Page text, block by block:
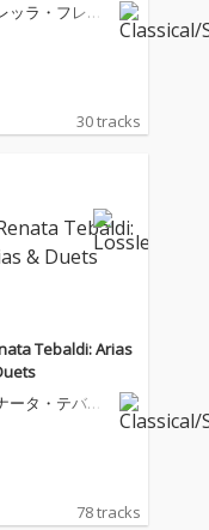
ッラ・フレー
30 tracks
Tebaldi: Arias
ータ・テバル
78 tracks